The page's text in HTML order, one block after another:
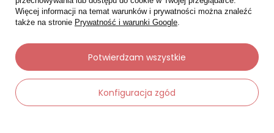
Moje zamówienia
Status zamówienia
Więcej informacji na temat warunków i prywatności można znaleźć
także na stronie Prywatność i warunki Google.
Konfiguracja zgód
Potwierdzam wszystkie